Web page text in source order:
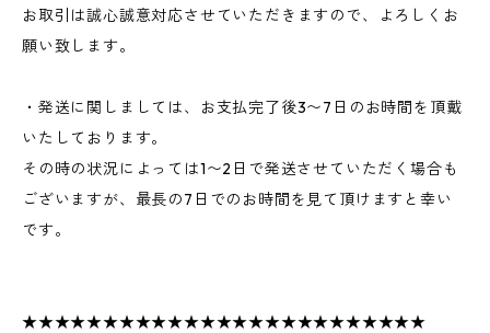
お取引は誠心誠意対応させていただきますので、よろしくお
願い致します。
・発送に関しましては、お支払完了後3〜7日のお時間を頂戴
いたしております。
その時の状況によっては1〜2日で発送させていただく場合も
ございますが、最長の7日でのお時間を見て頂けますと幸い
です。
★★★★★★★★★★★★★★★★★★★★★★★★★